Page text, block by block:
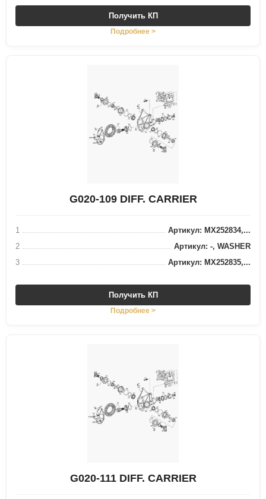
Получить КП
Подробнее >
G020-109 DIFF. CARRIER
1
Артикул: MX252834,...
2
Артикул: -, WASHER
3
Артикул: MX252835,...
Получить КП
Подробнее >
G020-111 DIFF. CARRIER